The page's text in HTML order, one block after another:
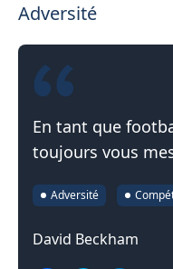
Adversité
En tant que
toujours vous
Adversité
David Beckham